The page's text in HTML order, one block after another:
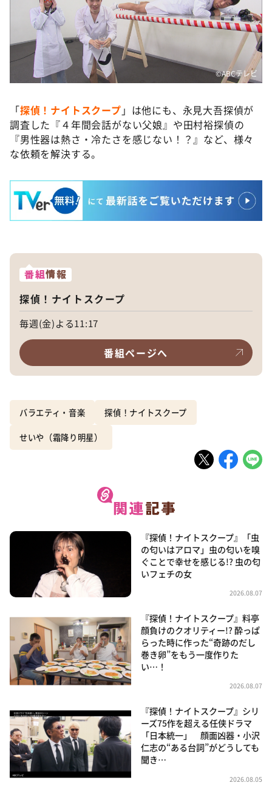
©ABCテレビ
「探偵！ナイトスクープ 」は他にも、永見大吾探偵が
調査した『４年間会話がない父娘』や田村裕探偵の
『男性器は熱さ・冷たさを感じない！？』など、様々
な依頼を解決する。
番組情報
探偵！ナイトスクープ
毎週(金)よる11:17
番組ページへ
バラエティ・音楽 探偵！ナイトスクープ
せいや（霜降り明星）
『探偵！ナイトスクープ』「虫
の匂いはアロマ」虫の匂いを嗅
ぐことで幸せを感じる!? 虫の匂
いフェチの女
2026.08.07
『探偵！ナイトスクープ』料亭
顔負けのクオリティー!? 酔っぱ
らった時に作った“奇跡のだし
巻き卵”をもう一度作りた
い…！
2026.08.07
『探偵！ナイトスクープ』シリ
ーズ75作を超える任侠ドラマ
「日本統一」 顔面凶器・小沢
仁志の“ある台詞”がどうしても
聞き…
2026.08.05